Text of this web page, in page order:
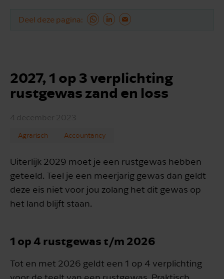
Deel deze pagina
2027, 1 op 3 verplichting
rustgewas zand en loss
4 december 2023
Agrarisch Accountancy
Uiterlijk 2029 moet je een rustgewas hebben
geteeld. Teel je een meerjarig gewas dan geldt
deze eis niet voor jou zolang het dit gewas op
het land blijft staan.
1 op 4 rustgewas t/m 2026
Tot en met 2026 geldt een 1 op 4 verplichting